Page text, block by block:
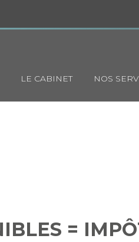
Principal
LE CABINET NOS
=